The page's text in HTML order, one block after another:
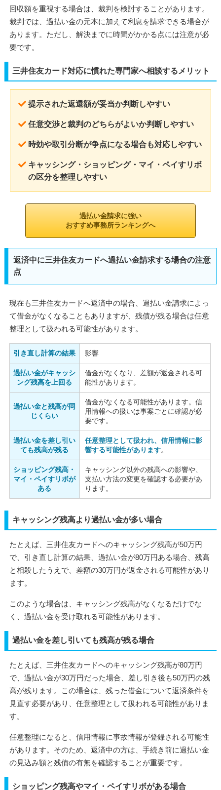
回収額を重視する場合は、裁判を検討することがあります。
裁判では、過払い金の元本に加えて利息を請求できる場合が
あります。ただし、解決までに時間がかかる点には注意が必
要です。
三井住友カード対応に慣れた専門家へ相談するメリット
提示された返還額が妥当か判断しやすい
任意交渉と裁判のどちらがよいか判断しやすい
時効や取引分断が争点になる場合も対応しやすい
キャッシング・ショッピング・マイ・ペイすリボ
の区分を整理しやすい
過払い金請求に強い
おすすめ事務所ランキングへ
返済中に三井住友カードへ過払い金請求する場合の注意
点
現在も三井住友カードへ返済中の場合、過払い金請求によっ
て借金がなくなることもありますが、残債が残る場合は任意
整理として扱われる可能性があります。
引き直し計算の結果 影響
過払い金がキャッシ
ング残高を上回る
借金がなくなり、差額が返金される可
能性があります。
過払い金と残高が同
じくらい
借金がなくなる可能性があります。信
用情報への扱いは事案ごとに確認が必
要です。
過払い金を差し引い
ても残高が残る
任意整理として扱われ、信用情報に影
響する可能性があります。
ショッピング残高・
マイ・ペイすリボが
ある
キャッシング以外の残高への影響や、
支払い方法の変更を確認する必要があ
ります。
キャッシング残高より過払い金が多い場合
たとえば、三井住友カードへのキャッシング残高が50万円
で、引き直し計算の結果、過払い金が80万円ある場合、残高
と相殺したうえで、差額の30万円が返金される可能性があり
ます。
このような場合は、キャッシング残高がなくなるだけでな
く、過払い金を受け取れる可能性があります。
過払い金を差し引いても残高が残る場合
たとえば、三井住友カードへのキャッシング残高が80万円
で、過払い金が30万円だった場合、差し引き後も50万円の残
高が残ります。この場合は、残った借金について返済条件を
見直す必要があり、任意整理として扱われる可能性がありま
す。
任意整理になると、信用情報に事故情報が登録される可能性
があります。そのため、返済中の方は、手続き前に過払い金
の見込み額と残債の有無を確認することが重要です。
ショッピング残高やマイ・ペイすリボがある場合